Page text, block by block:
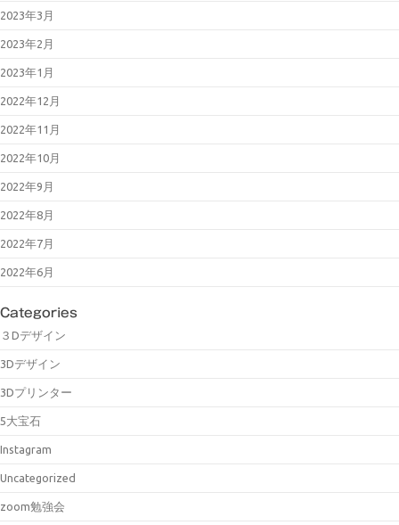
2023年3月
2023年2月
2023年1月
2022年12月
2022年11月
2022年10月
2022年9月
2022年8月
2022年7月
2022年6月
Categories
３Dデザイン
3Dデザイン
3Dプリンター
5大宝石
Instagram
Uncategorized
zoom勉強会